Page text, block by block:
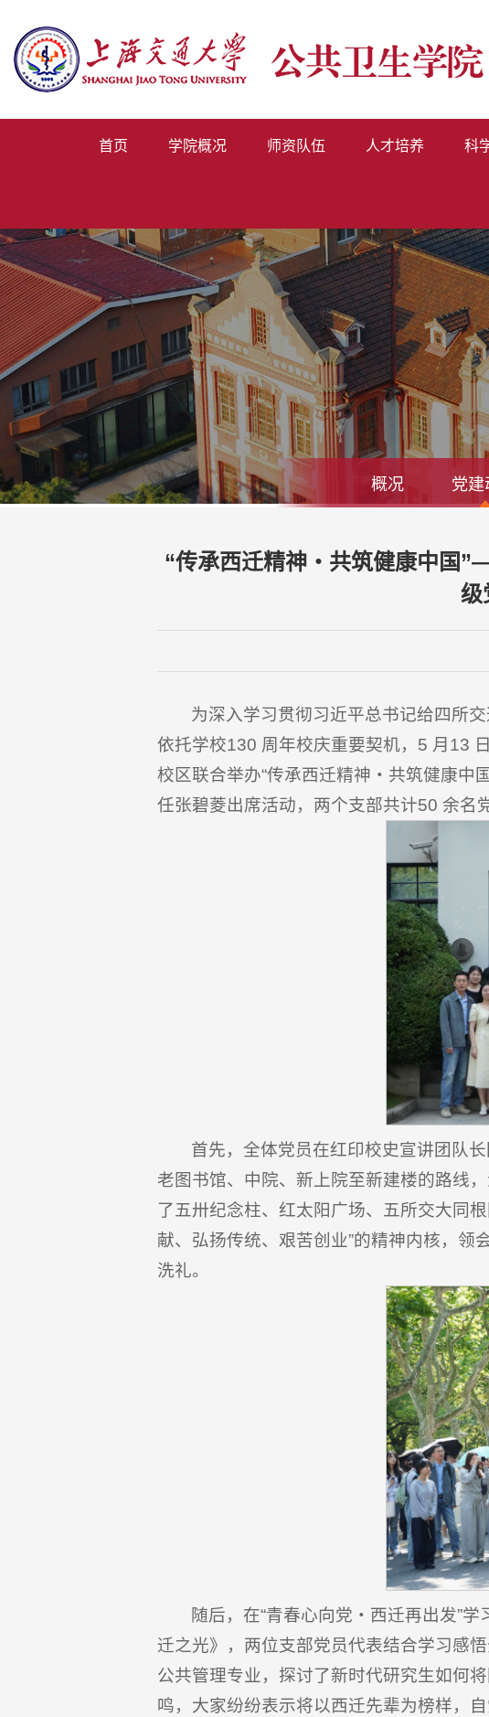
首页 学院概况 师资队伍 人才培养 科
概况 党建
“传承西迁精神・共筑健康中国
级
为深入学习贯彻习近平总书记给四所
依托学校130 周年校庆重要契机，5 月13
校区联合举办“传承西迁精神・共筑健康中
任张碧菱出席活动，两个支部共计50 余名
首先，全体党员在红印校史宣讲团队
老图书馆、中院、新上院至新建楼的路线
了五卅纪念柱、红太阳广场、五所交大同
献、弘扬传统、艰苦创业”的精神内核，
洗礼。
随后，在“青春心向党・西迁再出发”
迁之光》，两位支部党员代表结合学习感
公共管理专业，探讨了新时代研究生如何
鸣，大家纷纷表示将以西迁先辈为榜样，